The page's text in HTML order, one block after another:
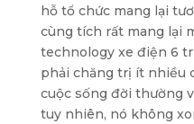
hỗ tổ chức mang lại
cùng tích rất mang lại
technology xe điện 6
phải chăng trị ít nhiều
cuộc sống đời thường
tuy nhiên, nó không